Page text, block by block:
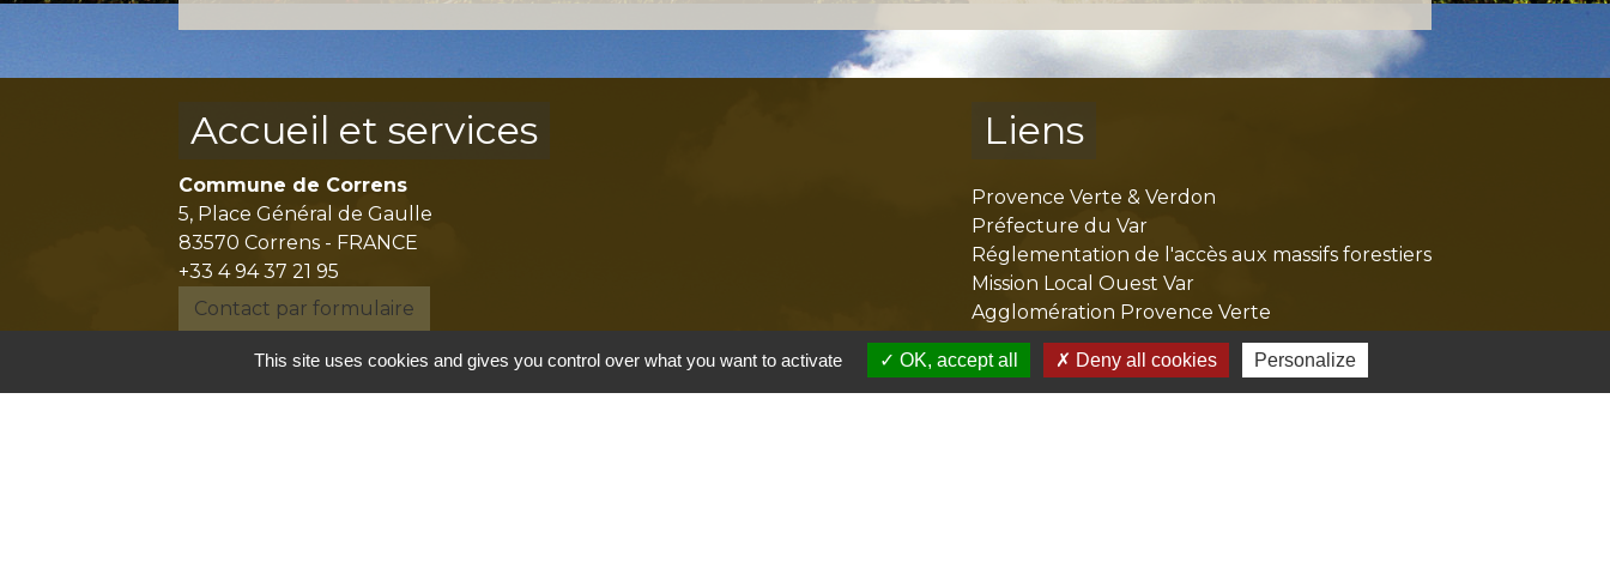
Accueil et services
Commune de Correns
5, Place Général de Gaulle
83570 Correns - FRANCE
+33 4 94 37 21 95
Contact par formulaire
Liens
Provence Verte & Verdon
Préfecture du Var
Réglementation de l'accès aux massifs forestiers
Mission Local Ouest Var
Agglomération Provence Verte
This site uses cookies and gives you control over what you want to activate OK, accept all Deny all cookies Personalize